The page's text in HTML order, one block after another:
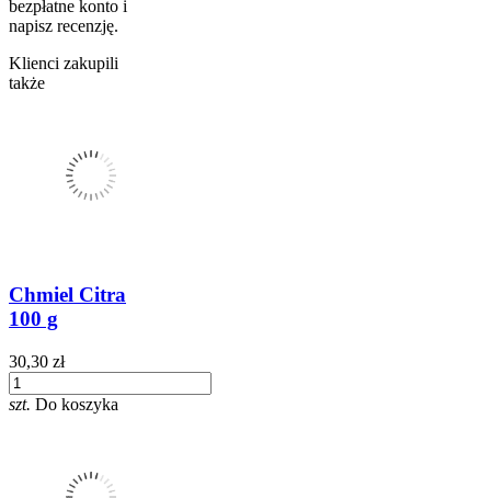
bezpłatne konto i
napisz recenzję.
Klienci zakupili
także
Chmiel Citra
100 g
30,30 zł
szt. Do koszyka